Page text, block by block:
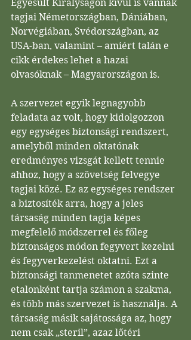
Egyesült Királyságon kívül is vannak
tagjai Németországban, Dániában,
Norvégiában, Svédországban, az
USA-ban, valamint – amiért talán e
cikk érdekes lehet a hazai
olvasóknak – Magyarországon is.
A szervezet egyik legnagyobb
feladata az volt, hogy kidolgozzon
egy egységes biztonsági rendszert,
amelyből minden oktatónak
eredményes vizsgát kellett tennie
ahhoz, hogy a szövetség felvegye
tagjai közé. Ez az egységes rendszer
a biztosíték arra, hogy a jeles
társaság minden tagja képes
megfelelő módszerrel és főleg
biztonságos módon fegyvert kezelni
és fegyverkezelést oktatni. Ezt a
biztonsági tanmenetet azóta szinte
etalonként tartja számon a szakma,
és több más szervezet is használja. A
társaság másik sajátossága az, hogy
nem csak „steril”, azaz lőtéri